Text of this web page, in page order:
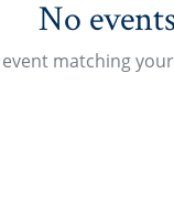
No
matching